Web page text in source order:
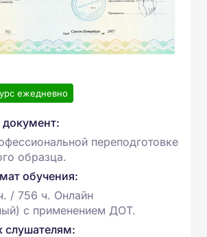
ежедневно
переподготовке
образца.
обучения:
/ 756 ч. Онлайн
с применением ДОТ.
слушателям: